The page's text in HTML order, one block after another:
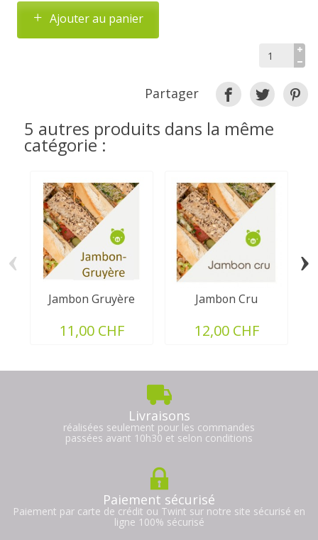
Ajouter au panier
Partager
5 autres produits dans la même
catégorie :
Jambon Gruyère
11,00 CHF
Jambon Cru
12,00 CHF
‹ ›
Livraisons
réalisées seulement pour les commandes
passées avant 10h30 et selon conditions
Paiement sécurisé
Paiement par carte de crédit ou Twint sur notre site sécurisé en
ligne 100% sécurisé